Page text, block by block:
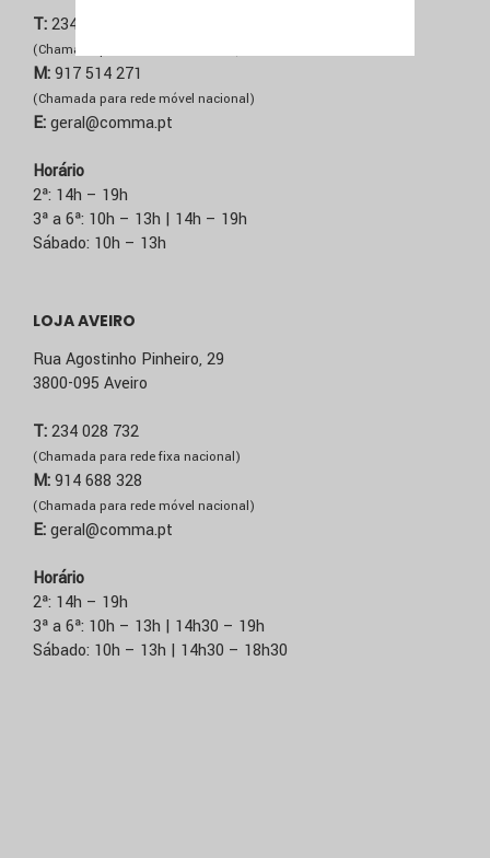
T:234 603 020
(Chamada para rede fixa nacional)
M:917 514 271
(Chamada para rede móvel nacional)
E:geral@comma.pt
Horário
2ª: 14h – 19h
3ª a 6ª: 10h – 13h | 14h – 19h
Sábado: 10h – 13h
LOJA AVEIRO
Rua Agostinho Pinheiro, 29
3800-095 Aveiro
T:234 028 732
(Chamada para rede fixa nacional)
M:914 688 328
(Chamada para rede móvel nacional)
E:geral@comma.pt
Horário
2ª: 14h – 19h
3ª a 6ª: 10h – 13h | 14h30 – 19h
Sábado: 10h – 13h | 14h30 – 18h30